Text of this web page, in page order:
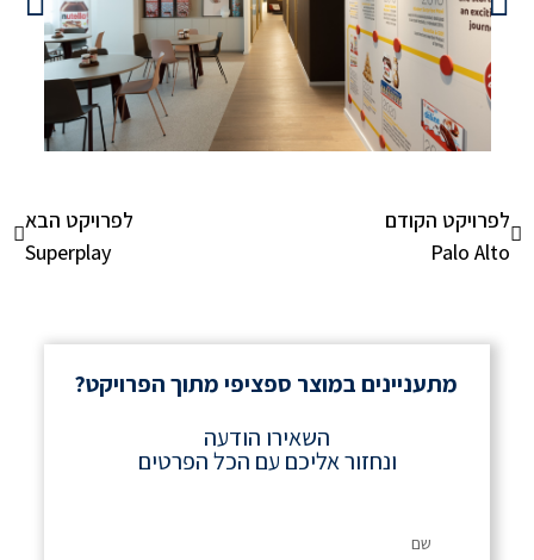
לפרויקט הקודם
Palo Alto
לפרויקט הבא
Superplay
מתעניינים במוצר ספציפי מתוך הפרויקט?
השאירו הודעה
ונחזור אליכם עם הכל הפרטים